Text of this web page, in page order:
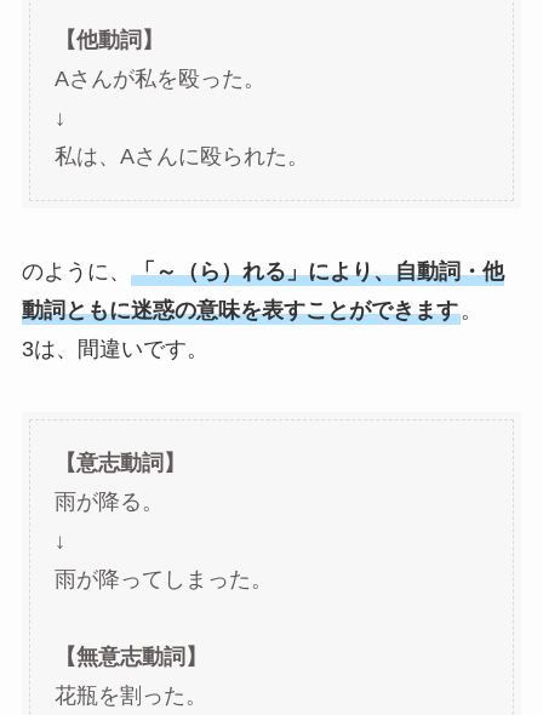
【他動詞】
Aさんが私を殴った。
↓
私は、Aさんに殴られた。
のように、 「～（ら）れる」により、自動詞・他
動詞ともに迷惑の意味を表すことができます。
3は、間違いです。
【意志動詞】
雨が降る。
↓
雨が降ってしまった。
【無意志動詞】
花瓶を割った。